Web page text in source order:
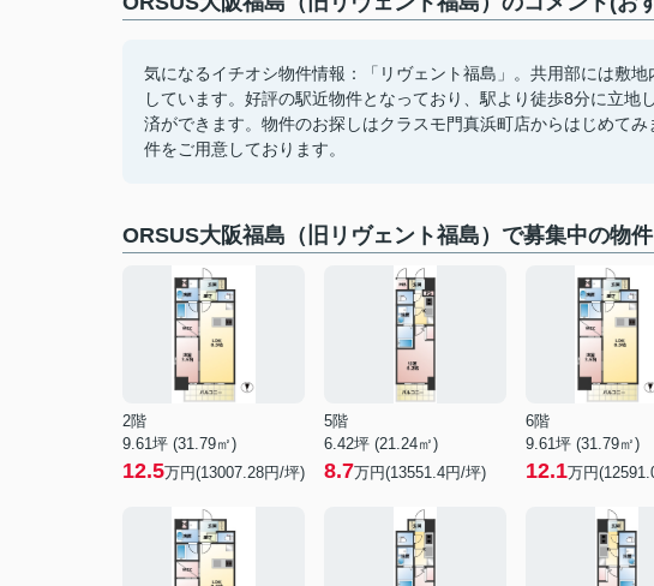
気になるイチオシ物件情報：「リヴェント福島」。共用部には敷
しています。好評の駅近物件となっており、駅より徒歩8分に立
済ができます。物件のお探しはクラスモ門真浜町店からはじめて
件をご用意しております。
ORSUS大阪福島（旧リヴェント福島）で募集中の物件
2階
9.61坪 (31.79㎡)
12.5万円(13007.28円/坪)
5階
6.42坪 (21.24㎡)
8.7万円(13551.4円/坪)
6階
9.61坪 (31.79㎡)
12.1万円